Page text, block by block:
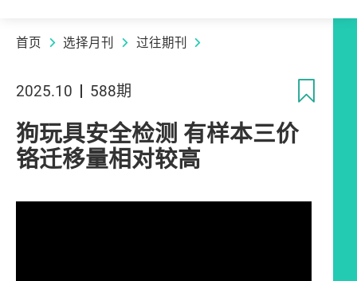
首页 选择月刊 过往期刊
2025.10 588期
狗玩具安全检测 有样本三价
铬迁移量相对较高